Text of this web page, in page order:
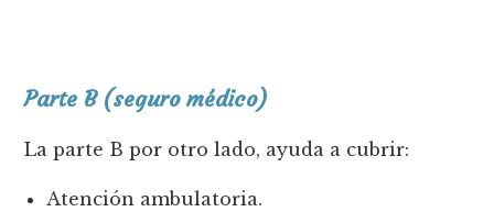
Parte B (seguro médico)
La parte B por otro lado, ayuda a cubrir:
Atención ambulatoria.